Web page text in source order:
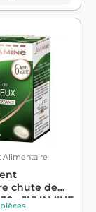
chute de
- JUVAMINE